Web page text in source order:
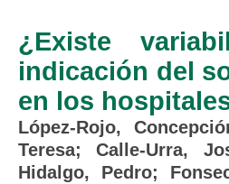
¿Existe
indicación del
en los
López-Rojo,
Teresa;Calle-Urra,
Hidalgo, Pedro;